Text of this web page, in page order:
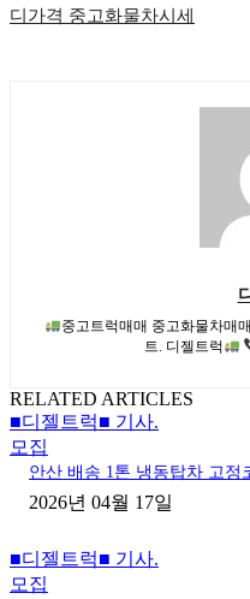
디가격 중고화물차시세
중고트럭매매 중고화물차매
트. 디젤트럭
RELATED ARTICLES
■디젤트럭■ 기사.
모집
안산 배송 1톤 냉동탑차 고
2026년 04월 17일
■디젤트럭■ 기사.
모집